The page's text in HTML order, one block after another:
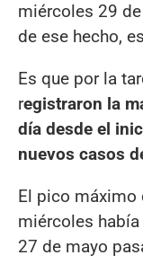
miércoles 29
de ese hecho,
Es que por la
registraron la
día desde el
nuevos casos
El pico máximo
miércoles
27 de mayo